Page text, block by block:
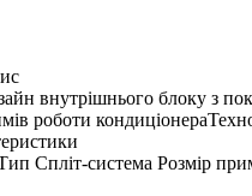
внутрішнього блоку з
роботи
Спліт-система Розмір